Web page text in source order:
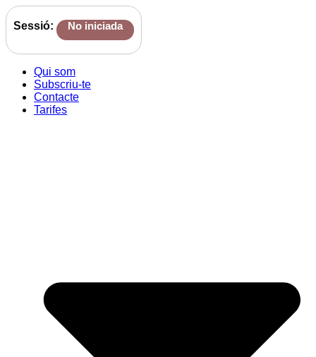
Sessió: No iniciada
Qui som
Subscriu-te
Contacte
Tarifes